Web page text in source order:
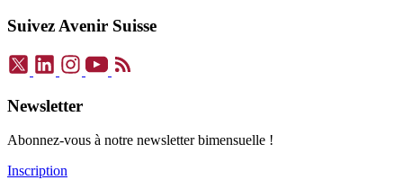
Suivez Avenir Suisse
Newsletter
Abonnez-vous à notre newsletter bimensuelle !
Inscription